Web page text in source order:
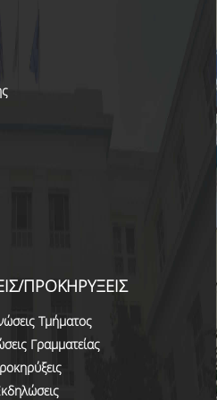
OF THE UNDERGRADUATE
CALENDAR
ΠΡΟΚΗΡΥΞΕΙΣ
Τμήματος
Γραμματείας